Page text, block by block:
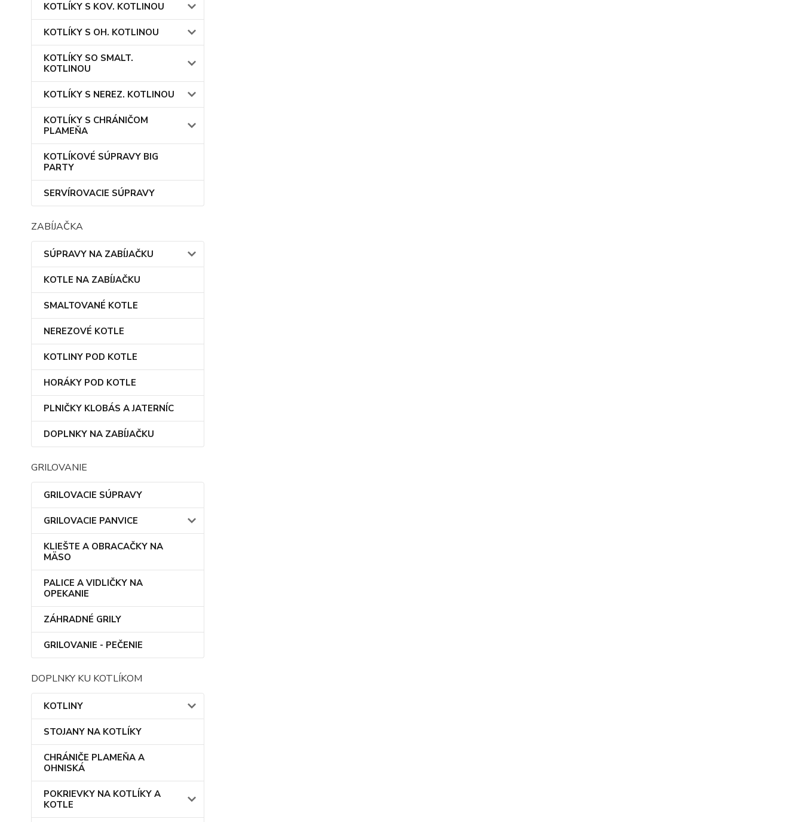
KOTLÍKY S KOV. KOTLINOU
KOTLÍKY S OH. KOTLINOU
KOTLÍKY SO SMALT.
KOTLINOU
KOTLÍKY S NEREZ. KOTLINOU
KOTLÍKY S CHRÁNIČOM
PLAMEŇA
KOTLÍKOVÉ SÚPRAVY BIG
PARTY
SERVÍROVACIE SÚPRAVY
ZABÍJAČKA
SÚPRAVY NA ZABÍJAČKU
KOTLE NA ZABÍJAČKU
SMALTOVANÉ KOTLE
NEREZOVÉ KOTLE
KOTLINY POD KOTLE
HORÁKY POD KOTLE
PLNIČKY KLOBÁS A JATERNÍC
DOPLNKY NA ZABÍJAČKU
GRILOVANIE
GRILOVACIE SÚPRAVY
GRILOVACIE PANVICE
KLIEŠTE A OBRACAČKY NA
MÄSO
PALICE A VIDLIČKY NA
OPEKANIE
ZÁHRADNÉ GRILY
GRILOVANIE - PEČENIE
DOPLNKY KU KOTLÍKOM
KOTLINY
STOJANY NA KOTLÍKY
CHRÁNIČE PLAMEŇA A
OHNISKÁ
POKRIEVKY NA KOTLÍKY A
KOTLE